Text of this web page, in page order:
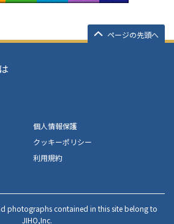
ページの先頭へ
個人情報保護
クッキーポリシー
利用規約
photographs contained in this site belong to
JIHO,Inc.